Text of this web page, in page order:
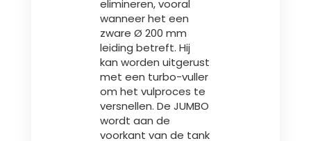
elimineren, vooral
wanneer het een
zware Ø 200 mm
leiding betreft. Hij
kan worden uitgerust
met een turbo-vuller
om het vulproces te
versnellen. De JUMBO
wordt aan de
voorkant van de tank